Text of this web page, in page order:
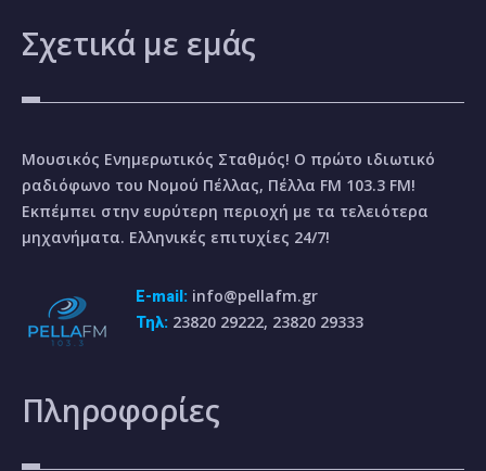
Σχετικά με εμάς
Μουσικός Ενημερωτικός Σταθμός! Ο πρώτο ιδιωτικό
ραδιόφωνο του Νομού Πέλλας, Πέλλα FM 103.3 FM!
Εκπέμπει στην ευρύτερη περιοχή με τα τελειότερα
μηχανήματα. Ελληνικές επιτυχίες 24/7!
E-mail: info@pellafm.gr
Τηλ: 23820 29222, 23820 29333
Πληροφορίες